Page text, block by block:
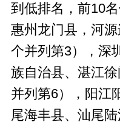
到低排名，前10
惠州龙门县，河
个并列第3），深
族自治县、湛江
并列第6），阳江
尾海丰县、汕尾